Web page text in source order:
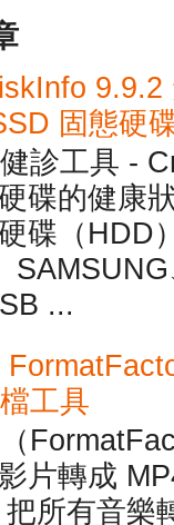
9.9.2
固態硬
診工具 -
碟的健康
碟（HDD
...
工具
片轉成
所有音樂